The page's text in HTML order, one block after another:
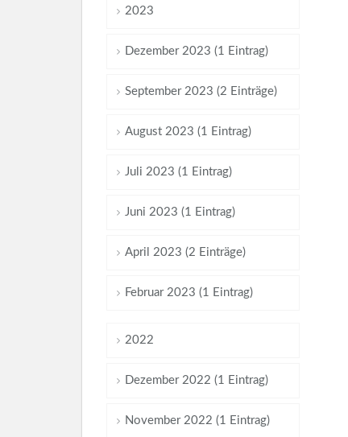
2023
Dezember 2023 (1 Eintrag)
September 2023 (2 Einträge)
August 2023 (1 Eintrag)
Juli 2023 (1 Eintrag)
Juni 2023 (1 Eintrag)
April 2023 (2 Einträge)
Februar 2023 (1 Eintrag)
2022
Dezember 2022 (1 Eintrag)
November 2022 (1 Eintrag)